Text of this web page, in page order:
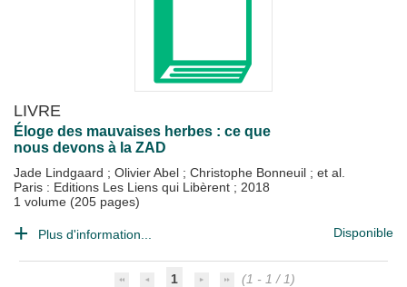
LIVRE
Éloge des mauvaises herbes : ce que
nous devons à la ZAD
Jade Lindgaard ; Olivier Abel ; Christophe Bonneuil ; et al.
Paris : Editions Les Liens qui Libèrent ; 2018
1 volume (205 pages)
Plus d'information... Disponible
1
(1 - 1 / 1)